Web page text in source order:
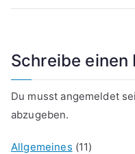
Schreibe einen
Du musstangemeldet
abzugeben.
Allgemeines (11)